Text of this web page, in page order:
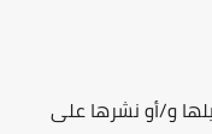
و/أو نشرها على